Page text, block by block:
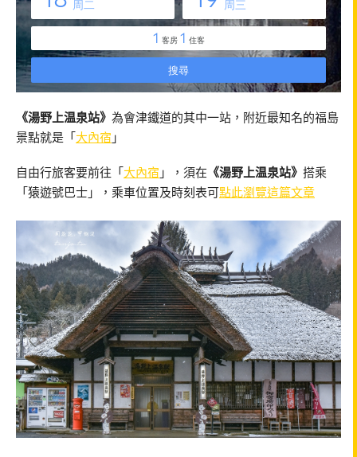
《湯野上温泉站》 為會津鐵道的其中一站，附近最知名的福島
景點就是「大內宿 」
自由行旅客要前往「大內宿 」，須在 《湯野上温泉站》 搭乘
「猿遊號巴士」，乘車位置及時刻表可點此瀏覽這篇文章